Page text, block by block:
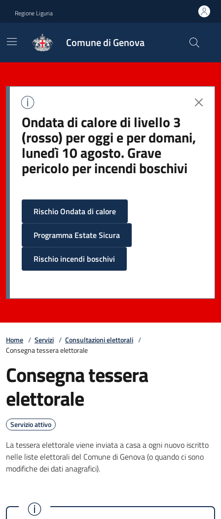
Regione Liguria
Comune di Genova
Ondata di calore di livello 3
(rosso) per oggi e per domani,
lunedì 10 agosto. Grave
pericolo per incendi boschivi
Rischio Ondata di calore
Programma Estate Sicura
Rischio incendi boschivi
Home / Servizi / Consultazioni elettorali /
Consegna tessera elettorale
Consegna tessera
elettorale
Servizio attivo
La tessera elettorale viene inviata a casa a ogni nuovo iscritto
nelle liste elettorali del Comune di Genova (o quando ci sono
modifiche dei dati anagrafici).